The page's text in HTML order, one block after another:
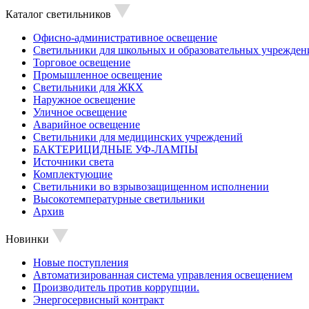
Каталог светильников
Офисно-административное освещение
Светильники для школьных и образовательных
Торговое освещение
Промышленное освещение
Светильники для ЖКХ
Наружное освещение
Уличное освещение
Аварийное освещение
Светильники для медицинских учреждений
БАКТЕРИЦИДНЫЕ УФ-ЛАМПЫ
Источники света
Комплектующие
Светильники во взрывозащищенном исполнении
Высокотемпературные светильники
Архив
Новинки
Новые поступления
Автоматизированная система управления освещением
Производитель против коррупции.
Энергосервисный контракт